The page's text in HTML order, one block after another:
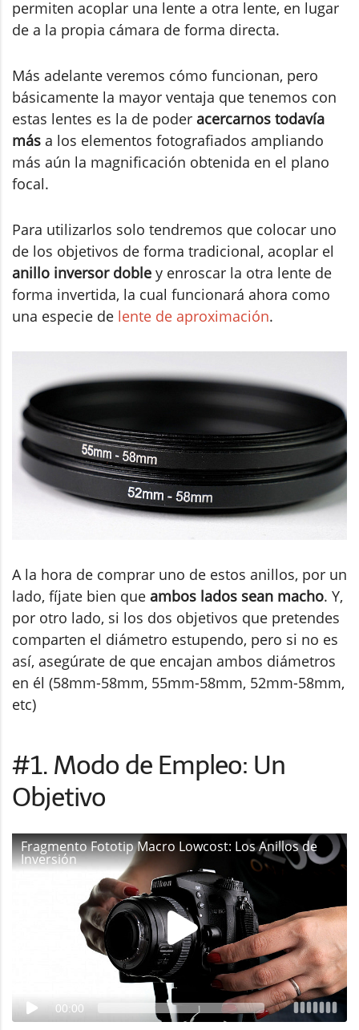
permiten acoplar una lente a otra lente, en lugar
de a la propia cámara de forma directa.
Más adelante veremos cómo funcionan, pero
básicamente la mayor ventaja que tenemos con
estas lentes es la de poder acercarnos todavía
más a los elementos fotografiados ampliando
más aún la magnificación obtenida en el plano
focal.
Para utilizarlos solo tendremos que colocar uno
de los objetivos de forma tradicional, acoplar el
anillo inversor doble y enroscar la otra lente de
forma invertida, la cual funcionará ahora como
una especie de lente de aproximación.
A la hora de comprar uno de estos anillos, por un
lado, fíjate bien que ambos lados sean macho. Y,
por otro lado, si los dos objetivos que pretendes
comparten el diámetro estupendo, pero si no es
así, asegúrate de que encajan ambos diámetros
en él (58mm-58mm, 55mm-58mm, 52mm-58mm,
etc)
#1. Modo de Empleo: Un
Objetivo
Fragmento Fototip Macro Lowcost: Los Anillos de
Inversión
00:00